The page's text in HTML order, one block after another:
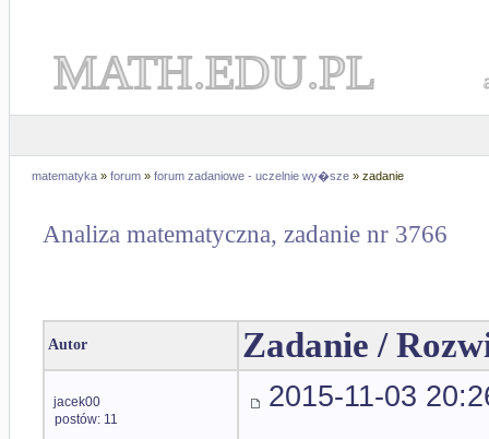
MATH.EDU.PL
matematyka » forum » forum zadaniowe - uczelnie wy�sze » zadanie
Analiza matematyczna, zadanie nr 3766
Autor Zadanie /
jacek00
postów: 11
2015-11-03